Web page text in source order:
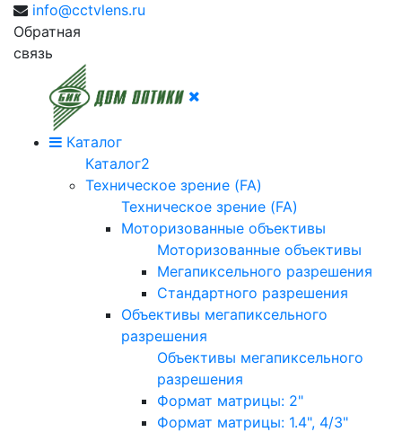
info@cctvlens.ru
Обратная
связь
Каталог
Каталог2
Техническое зрение (FA)
Техническое зрение (FA)
Моторизованные объективы
Моторизованные объективы
Мегапиксельного разрешения
Стандартного разрешения
Объективы мегапиксельного
разрешения
Объективы мегапиксельного
разрешения
Формат матрицы: 2"
Формат матрицы: 1.4", 4/3"